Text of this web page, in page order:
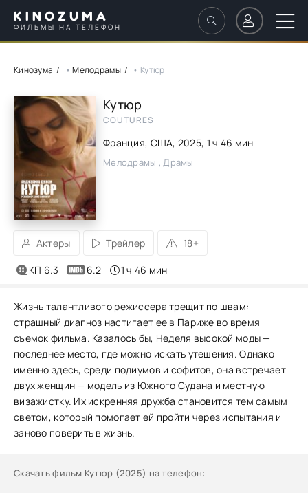
KINOZUMA
ФИЛЬМЫ НА ТЕЛЕФОН
Кинозума •Мелодрамы • Кутюр
Кутюр
COUTURES
Франция, США, 2025, 1 ч 46 мин
Мелодрамы , Драмы
Актеры Трейлер 18+
КП 6.3 6.2 1 ч 46 мин
Жизнь талантливого режиссера трещит по швам:
страшный диагноз настигает ее в Париже во время
съемок фильма. Казалось бы, Неделя высокой моды —
последнее место, где можно искать утешения. Однако
именно здесь, среди подиумов и софитов, она встречает
двух женщин — модель из Южного Судана и местную
визажистку. Их искренняя дружба становится тем самым
светом, который помогает ей пройти через испытания и
заново поверить в жизнь.
Скачать фильм Кутюр (2025) на телефон: